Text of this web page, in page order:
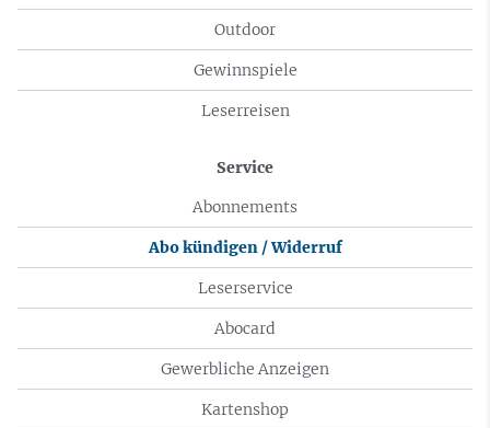
Outdoor
Gewinnspiele
Leserreisen
Service
Abonnements
Abo kündigen / Widerruf
Leserservice
Abocard
Gewerbliche Anzeigen
Kartenshop